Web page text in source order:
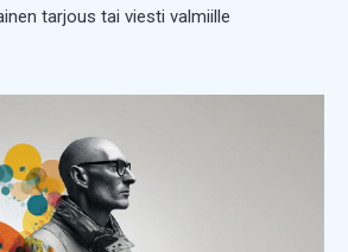
tarjous tai viesti valmiille